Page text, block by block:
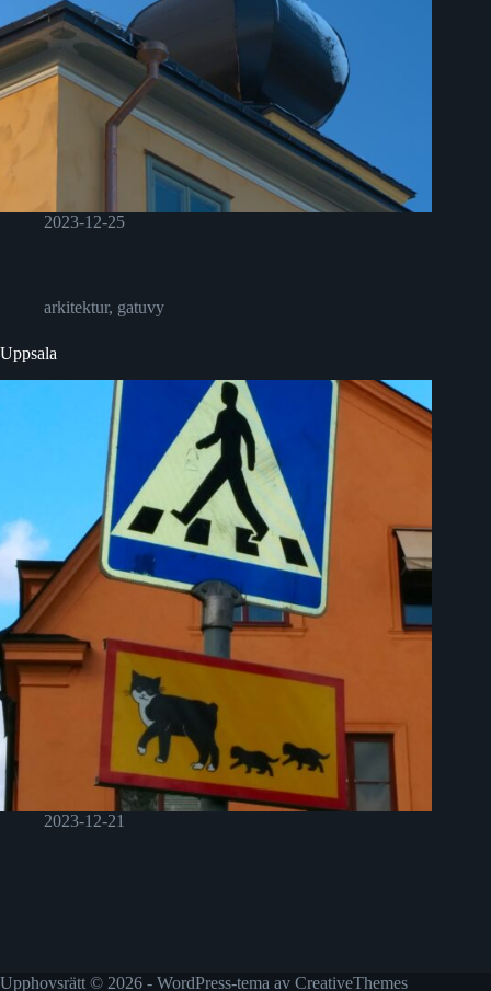
2023-12-25
arkitektur, gatuvy
Uppsala
2023-12-21
Upphovsrätt © 2026 - WordPress-tema av CreativeThemes